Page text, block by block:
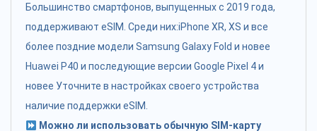
Большинство смартфонов, выпущенных с 2019 года,
поддерживают eSIM. Среди них:iPhone XR, XS и все
более поздние модели Samsung Galaxy Fold и новее
Huawei P40 и последующие версии Google Pixel 4 и
новее Уточните в настройках своего устройства
наличие поддержки eSIM.
Можно ли использовать обычную SIM-карту